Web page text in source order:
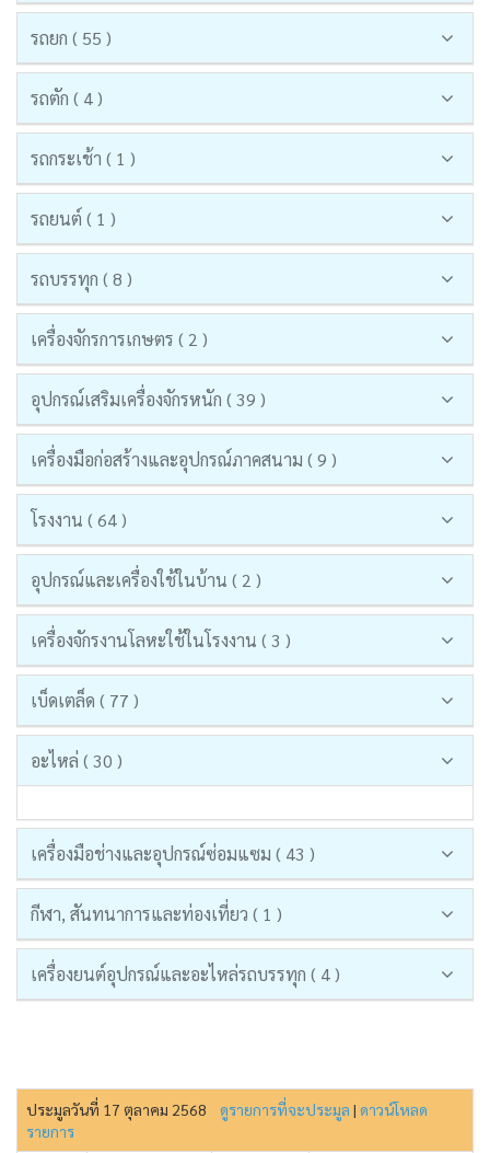
รถยก ( 55 )
รถตัก ( 4 )
รถกระเช้า ( 1 )
รถยนต์ ( 1 )
รถบรรทุก ( 8 )
เครื่องจักรการเกษตร ( 2 )
อุปกรณ์เสริมเครื่องจักรหนัก ( 39 )
เครื่องมือก่อสร้างและอุปกรณ์ภาคสนาม ( 9 )
โรงงาน ( 64 )
อุปกรณ์และเครื่องใช้ในบ้าน ( 2 )
เครื่องจักรงานโลหะใช้ในโรงงาน ( 3 )
เบ็ดเตล็ด ( 77 )
อะไหล่ ( 30 )
เครื่องมือช่างและอุปกรณ์ซ่อมแซม ( 43 )
กีฬา, สันทนาการและท่องเที่ยว ( 1 )
เครื่องยนต์อุปกรณ์และอะไหล่รถบรรทุก ( 4 )
ประมูลวันที่ 17 ตุลาคม 2568 ดูรายการที่จะประมูล | ดาวน์โหลด
รายการ